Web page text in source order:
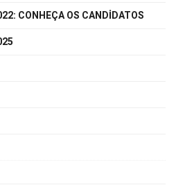
CONHEÇA OS CANDIDATOS